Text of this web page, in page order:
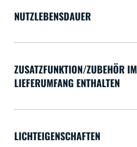
NUTZLEBENSDAUER
ZUSATZFUNKTION/ZUBEHÖR IM
LIEFERUMFANG ENTHALTEN
LICHTEIGENSCHAFTEN